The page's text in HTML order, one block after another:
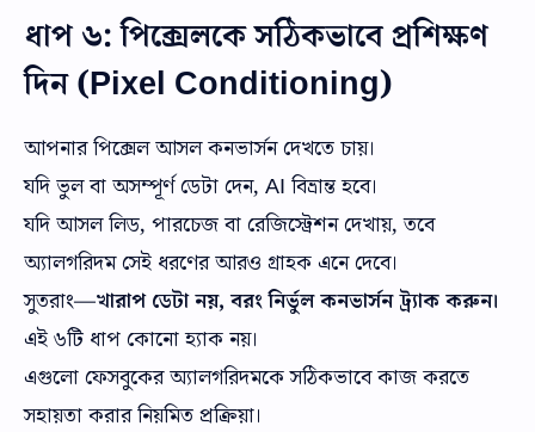
ধাপ ৬: পিক্সেলকে সঠিকভাবে প্রশিক্ষণ
দিন (Pixel Conditioning)
আপনার পিক্সেল আসল কনভার্সন দেখতে চায়।
যদি ভুল বা অসম্পূর্ণ ডেটা দেন, AI বিভ্রান্ত হবে।
যদি আসল লিড, পারচেজ বা রেজিস্ট্রেশন দেখায়, তবে
অ্যালগরিদম সেই ধরণের আরও গ্রাহক এনে দেবে।
সুতরাং—খারাপ ডেটা নয়, বরং নির্ভুল কনভার্সন ট্র্যাক করুন।
এই ৬টি ধাপ কোনো হ্যাক নয়।
এগুলো ফেসবুকের অ্যালগরিদমকে সঠিকভাবে কাজ করতে
সহায়তা করার নিয়মিত প্রক্রিয়া।